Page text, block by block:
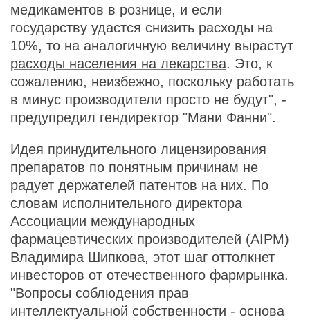
медикаментов в рознице, и если
государству удастся снизить расходы на
10%, то на аналогичную величину вырастут
расходы населения на лекарства. Это, к
сожалению, неизбежно, поскольку работать
в минус производители просто не будут", -
предупредил гендиректор "Мани Фанни".
Идея принудительного лицензирования
препаратов по понятным причинам не
радует держателей патентов на них. По
словам исполнительного директора
Ассоциации международных
фармацевтических производителей (AIPM)
Владимира Шипкова, этот шаг оттолкнет
инвесторов от отечественного фармрынка.
"Вопросы соблюдения прав
интеллектуальной собственности - основа